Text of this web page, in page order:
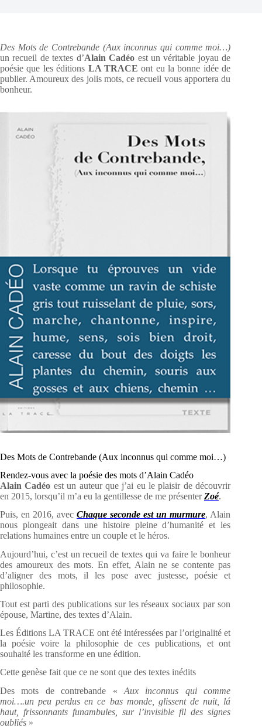
Des Mots de Contrebande (Aux inconnus qui comme moi…)
un recueil de textes d’Alain Cadéo est un véritable joyau de
poésie que les éditions LA TRACE ont eu la bonne idée de
publier. Amoureux des jolis mots, ce recueil vous apportera du
bonheur.
Des Mots de Contrebande (Aux inconnus qui comme moi…)
Rendez-vous avec la poésie des mots d’Alain Cadéo
Alain Cadéo est un auteur que j’ai eu le plaisir de découvrir
en 2015, lorsqu’il m’a eu la gentillesse de me présenterZoé.
Puis, en 2016, avecChaque seconde est un murmure, Alain
nous plongeait dans une histoire pleine d’humanité et les
relations humaines entre un couple et le héros.
Aujourd’hui, c’est un recueil de textes qui va faire le bonheur
des amoureux des mots. En effet, Alain ne se contente pas
d’aligner des mots, il les pose avec justesse, poésie et
philosophie.
Tout est parti des publications sur les réseaux sociaux par son
épouse, Martine, des textes d’Alain.
Les Éditions LA TRACE ont été intéressées par l’originalité et
la poésie voire la philosophie de ces publications, et ont
souhaité les transforme en une édition.
Cette genèse fait que ce ne sont que des textes inédits
Des mots de contrebande «Aux inconnus qui comme
moi….un peu perdus en ce bas monde, glissent de nuit, lá
haut, frissonnants funambules, sur l’invisible fil des signes
oubliés »